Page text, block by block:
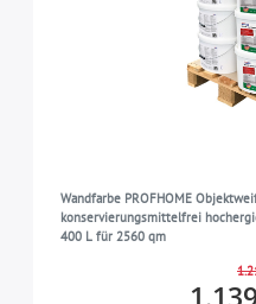
Wandfarbe PROFHOME
konservierungsmittelfrei
400 L für 2560 qm